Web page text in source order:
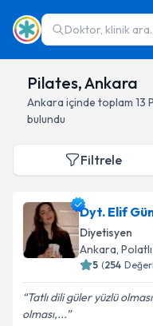
Doktor, klinik
Pilates, Ankara
Ankara içinde toplam 13
bulundu
Filtrele
Dyt. Elif
Diyetisyen
Ankara, Polatlı
5 (254
Tatlı dili güler yüzlü
olması,...